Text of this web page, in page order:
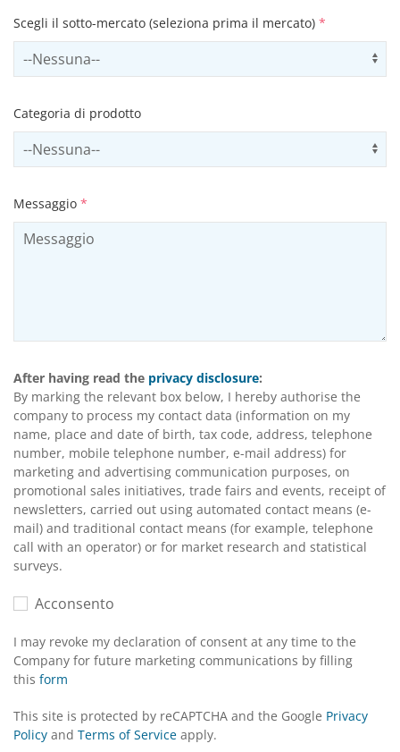
Scegli il sotto-mercato (seleziona prima il mercato) *
Select subSector
Categoria di prodotto
Select productCategory
Messaggio *
After having read the privacy disclosure:
By marking the relevant box below, I hereby authorise the
company to process my contact data (information on my
name, place and date of birth, tax code, address, telephone
number, mobile telephone number, e-mail address) for
marketing and advertising communication purposes, on
promotional sales initiatives, trade fairs and events, receipt of
newsletters, carried out using automated contact means (e-
mail) and traditional contact means (for example, telephone
call with an operator) or for market research and statistical
surveys.
Acconsento
I may revoke my declaration of consent at any time to the
Company for future marketing communications by filling
this form
This site is protected by reCAPTCHA and the Google Privacy
Policy and Terms of Service apply.